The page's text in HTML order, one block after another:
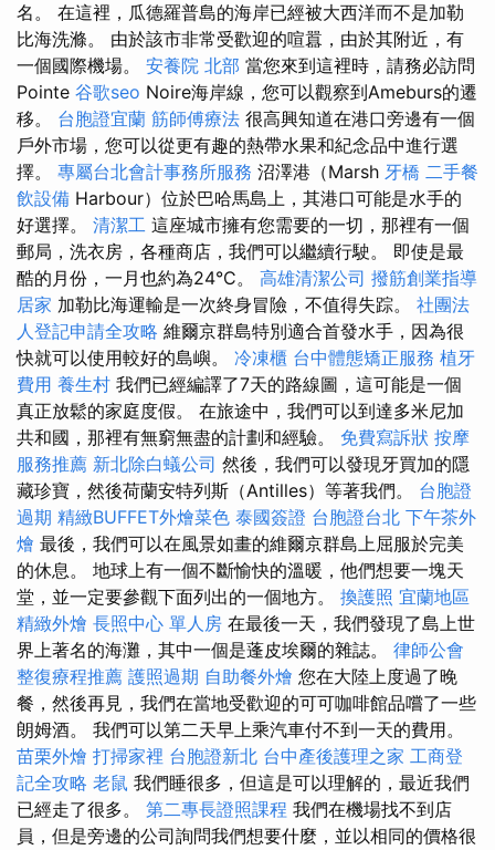
名。 在這裡，瓜德羅普島的海岸已經被大西洋而不是加勒
比海洗滌。 由於該市非常受歡迎的喧囂，由於其附近，有
一個國際機場。 安養院 北部 當您來到這裡時，請務必訪問
Pointe 谷歌seo Noire海岸線，您可以觀察到Ameburs的遷
移。 台胞證宜蘭 筋師傅療法 很高興知道在港口旁邊有一個
戶外市場，您可以從更有趣的熱帶水果和紀念品中進行選
擇。 專屬台北會計事務所服務 沼澤港（Marsh 牙橋 二手餐
飲設備 Harbour）位於巴哈馬島上，其港口可能是水手的
好選擇。 清潔工 這座城市擁有您需要的一切，那裡有一個
郵局，洗衣房，各種商店，我們可以繼續行駛。 即使是最
酷的月份，一月也約為24°C。 高雄清潔公司 撥筋創業指導
居家 加勒比海運輸是一次終身冒險，不值得失踪。 社團法
人登記申請全攻略 維爾京群島特別適合首發水手，因為很
快就可以使用較好的島嶼。 冷凍櫃 台中體態矯正服務 植牙
費用 養生村 我們已經編譯了7天的路線圖，這可能是一個
真正放鬆的家庭度假。 在旅途中，我們可以到達多米尼加
共和國，那裡有無窮無盡的計劃和經驗。 免費寫訴狀 按摩
服務推薦 新北除白蟻公司 然後，我們可以發現牙買加的隱
藏珍寶，然後荷蘭安特列斯（Antilles）等著我們。 台胞證
過期 精緻BUFFET外燴菜色 泰國簽證 台胞證台北 下午茶外
燴 最後，我們可以在風景如畫的維爾京群島上屈服於完美
的休息。 地球上有一個不斷愉快的溫暖，他們想要一塊天
堂，並一定要參觀下面列出的一個地方。 換護照 宜蘭地區
精緻外燴 長照中心 單人房 在最後一天，我們發現了島上世
界上著名的海灘，其中一個是蓬皮埃爾的雜誌。 律師公會
整復療程推薦 護照過期 自助餐外燴 您在大陸上度過了晚
餐，然後再見，我們在當地受歡迎的可可咖啡館品嚐了一些
朗姆酒。 我們可以第二天早上乘汽車付不到一天的費用。
苗栗外燴 打掃家裡 台胞證新北 台中產後護理之家 工商登
記全攻略 老鼠 我們睡很多，但這是可以理解的，最近我們
已經走了很多。 第二專長證照課程 我們在機場找不到店
員，但是旁邊的公司詢問我們想要什麼，並以相同的價格很